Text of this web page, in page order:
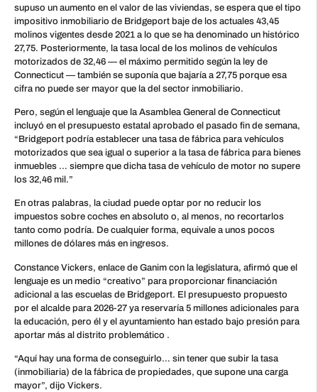
supuso un aumento en el valor de las viviendas, se espera que el tipo
impositivo inmobiliario de Bridgeport baje de los actuales 43,45
molinos vigentes desde 2021 a lo que se ha denominado un histórico
27,75. Posteriormente, la tasa local de los molinos de vehículos
motorizados de 32,46 — el máximo permitido según la ley de
Connecticut — también se suponía que bajaría a 27,75 porque esa
cifra no puede ser mayor que la del sector inmobiliario.
Pero, según el lenguaje que la Asamblea General de Connecticut
incluyó en el presupuesto estatal aprobado el pasado fin de semana,
“Bridgeport podría establecer una tasa de fábrica para vehículos
motorizados que sea igual o superior a la tasa de fábrica para bienes
inmuebles … siempre que dicha tasa de vehículo de motor no supere
los 32,46 mil.”
En otras palabras, la ciudad puede optar por no reducir los
impuestos sobre coches en absoluto o, al menos, no recortarlos
tanto como podría. De cualquier forma, equivale a unos pocos
millones de dólares más en ingresos.
Constance Vickers, enlace de Ganim con la legislatura, afirmó que el
lenguaje es un medio “creativo” para proporcionar financiación
adicional a las escuelas de Bridgeport. El presupuesto propuesto
por el alcalde para 2026-27 ya reservaría 5 millones adicionales para
la educación, pero él y el ayuntamiento han estado bajo presión para
aportar más al distrito problemático .
“Aquí hay una forma de conseguirlo… sin tener que subir la tasa
(inmobiliaria) de la fábrica de propiedades, que supone una carga
mayor”, dijo Vickers.